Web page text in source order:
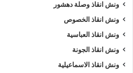
ونش انقاذ وصلة دهشور
ونش انقاذ الخصوص
ونش انقاذ العباسية
ونش انقاذ الجونة
ونش انقاذ الاسماعيلية